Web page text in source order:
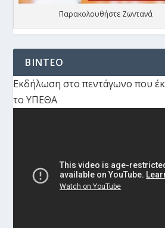
Παρακολουθήστε Ζωντανά
ΒΙΝΤΕΟ
Εκδήλωση στο πεντάγωνο που
το ΥΠΕΘΑ